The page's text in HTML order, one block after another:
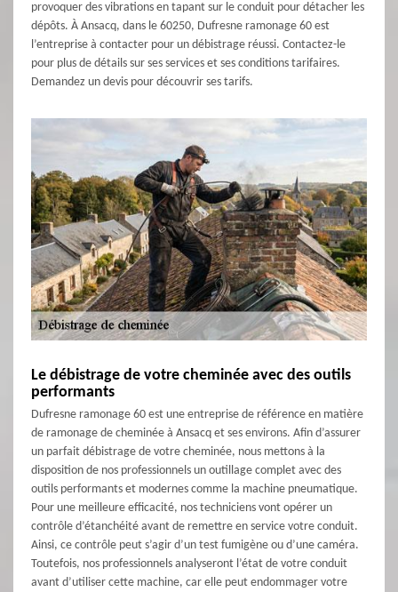
provoquer des vibrations en tapant sur le conduit pour détacher les
dépôts. À Ansacq, dans le 60250, Dufresne ramonage 60 est
l’entreprise à contacter pour un débistrage réussi. Contactez-le
pour plus de détails sur ses services et ses conditions tarifaires.
Demandez un devis pour découvrir ses tarifs.
Le débistrage de votre cheminée avec des outils
performants
Dufresne ramonage 60 est une entreprise de référence en matière
de ramonage de cheminée à Ansacq et ses environs. Afin d’assurer
un parfait débistrage de votre cheminée, nous mettons à la
disposition de nos professionnels un outillage complet avec des
outils performants et modernes comme la machine pneumatique.
Pour une meilleure efficacité, nos techniciens vont opérer un
contrôle d’étanchéité avant de remettre en service votre conduit.
Ainsi, ce contrôle peut s’agir d’un test fumigène ou d’une caméra.
Toutefois, nos professionnels analyseront l’état de votre conduit
avant d’utiliser cette machine, car elle peut endommager votre